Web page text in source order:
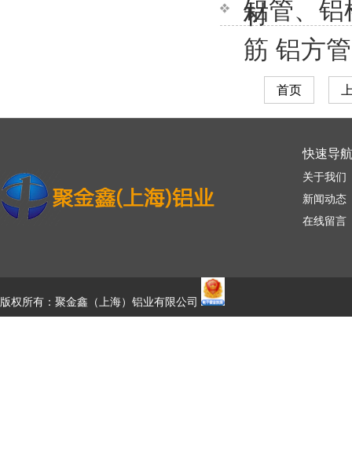
材
铝管、铝
筋 铝方管
首页
快速导航
关于我们
新闻动态
在线留言
版权所有：聚金鑫（上海）铝业有限公司